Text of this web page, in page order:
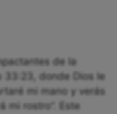
de la
33:23, donde Dios le
mi mano y verás
mi rostro”. Este